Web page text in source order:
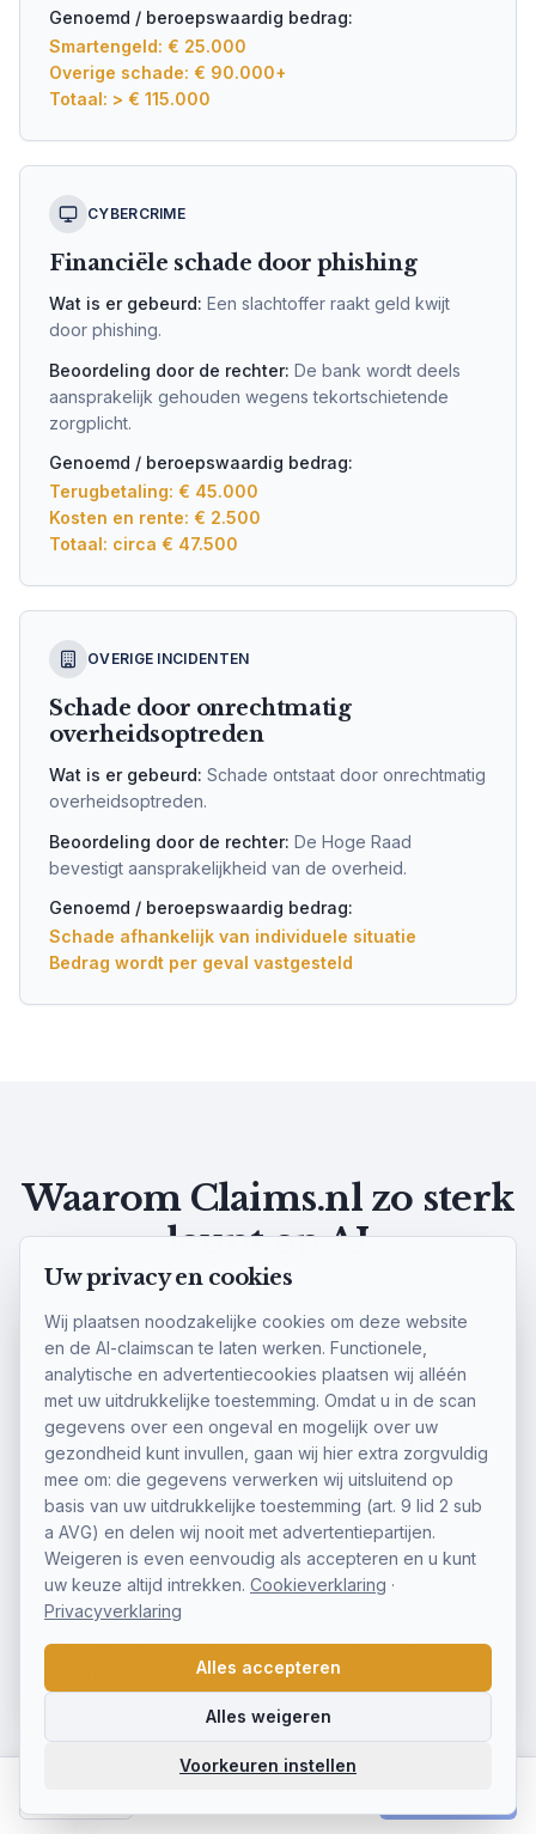
Uw privacy en cookies
Wij plaatsen noodzakelijke cookies om deze website
en de AI-claimscan te laten werken. Functionele,
analytische en advertentiecookies plaatsen wij alléén
met uw uitdrukkelijke toestemming. Omdat u in de scan
gegevens over een ongeval en mogelijk over uw
gezondheid kunt invullen, gaan wij hier extra zorgvuldig
mee om: die gegevens verwerken wij uitsluitend op
basis van uw uitdrukkelijke toestemming (art. 9 lid 2 sub
a AVG) en delen wij nooit met advertentiepartijen.
Weigeren is even eenvoudig als accepteren en u kunt
uw keuze altijd intrekken. Cookieverklaring ·
Privacyverklaring
Alles accepteren
Alles weigeren
Voorkeuren instellen
Genoemd / beroepswaardig bedrag:
Smartengeld: € 25.000
Overige schade: € 90.000+
Totaal: > € 115.000
CYBERCRIME
Financiële schade door phishing
Wat is er gebeurd: Een slachtoffer raakt geld kwijt
door phishing.
Beoordeling door de rechter: De bank wordt deels
aansprakelijk gehouden wegens tekortschietende
zorgplicht.
Genoemd / beroepswaardig bedrag:
Terugbetaling: € 45.000
Kosten en rente: € 2.500
Totaal: circa € 47.500
OVERIGE INCIDENTEN
Schade door onrechtmatig
overheidsoptreden
Wat is er gebeurd: Schade ontstaat door onrechtmatig
overheidsoptreden.
Beoordeling door de rechter: De Hoge Raad
bevestigt aansprakelijkheid van de overheid.
Genoemd / beroepswaardig bedrag:
Schade afhankelijk van individuele situatie
Bedrag wordt per geval vastgesteld
Waarom Claims.nl zo sterk
leunt op AI
Een bewuste keuze voor innovatie
Claims.nl is voor bijna 100% opgebouwd met
behulp van moderne AI-technieken. Dat is een
bewuste keuze. Wij geloven dat de toekomst
van juridische dienstverlening — net als die van
veel andere branches — in hoge mate zal
steunen op slimme, betrouwbare en goed
ingerichte AI-toepassingen.